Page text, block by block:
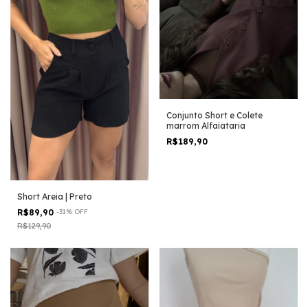
Short Areia | Preto
R$89,90 -31 % OFF
R$129,90
Conjunto Short e Colete
marrom Alfaiataria
R$189,90